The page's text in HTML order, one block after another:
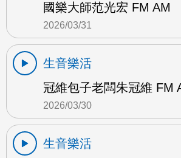
國樂大師范光宏 FM AM
2026/03/31
生音樂活
冠維包子老闆朱冠維 FM
2026/03/30
生音樂活